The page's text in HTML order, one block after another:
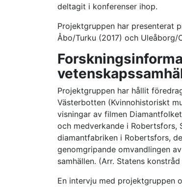
deltagit i konferenser ihop.
Projektgruppen har presenterat
Åbo/Turku (2017) och Uleåborg/
Projektgruppen har hållit
Västerbotten (Kvinnohistoriskt
visningar av filmen
och medverkande i Robertsfors,
diamantfabriken i Robertsfors,
genomgripande omvandlingen
samhällen. (Arr. Statens
En intervju med projektgruppen